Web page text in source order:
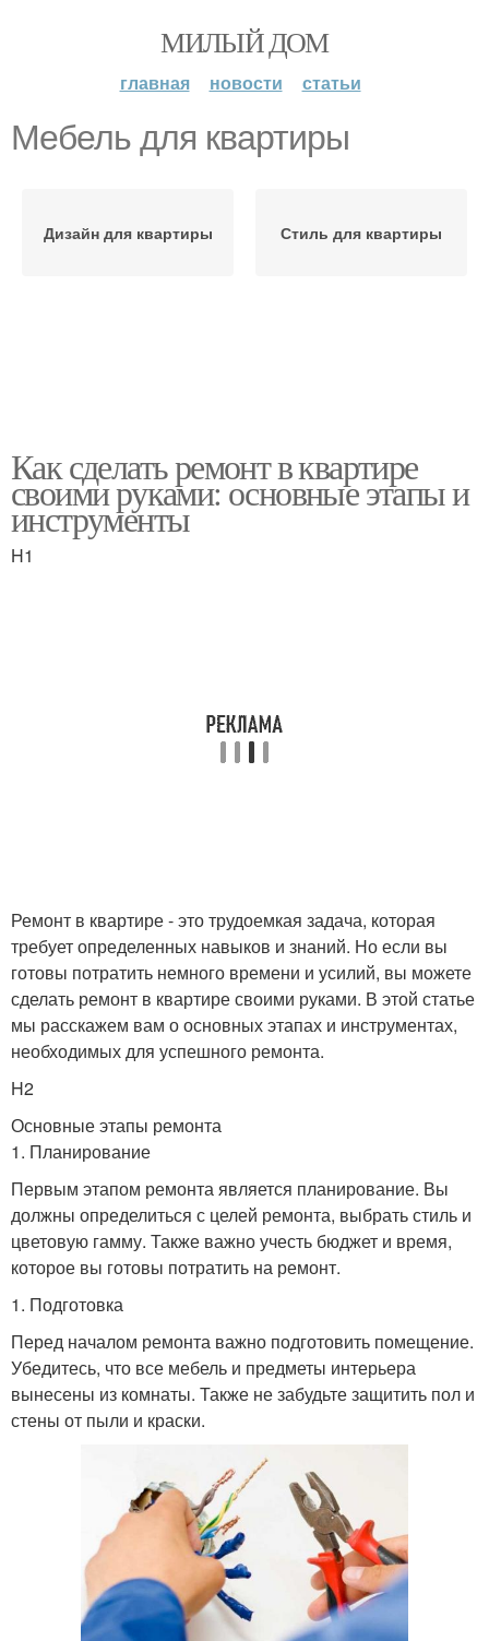
МИЛЫЙ ДОМ
главная новости статьи
Мебель для квартиры
Дизайн для квартиры Стиль для квартиры
Как сделать ремонт в квартире
своими руками: основные этапы и
инструменты
H1
Ремонт в квартире - это трудоемкая задача, которая
требует определенных навыков и знаний. Но если вы
готовы потратить немного времени и усилий, вы можете
сделать ремонт в квартире своими руками. В этой статье
мы расскажем вам о основных этапах и инструментах,
необходимых для успешного ремонта.
H2
Основные этапы ремонта
1. Планирование
Первым этапом ремонта является планирование. Вы
должны определиться с целей ремонта, выбрать стиль и
цветовую гамму. Также важно учесть бюджет и время,
которое вы готовы потратить на ремонт.
1. Подготовка
Перед началом ремонта важно подготовить помещение.
Убедитесь, что все мебель и предметы интерьера
вынесены из комнаты. Также не забудьте защитить пол и
стены от пыли и краски.